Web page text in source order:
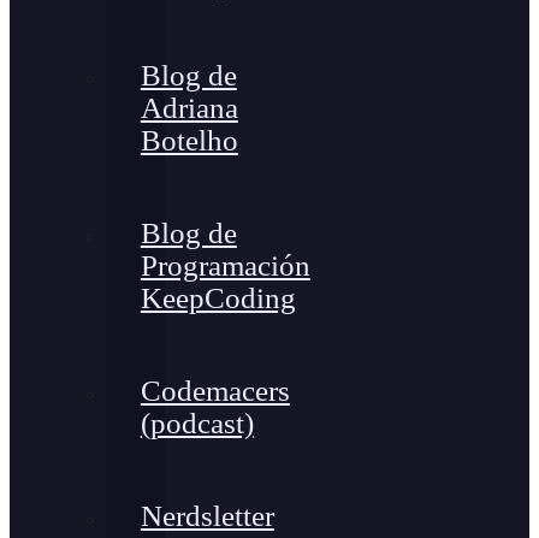
Blog de
Adriana
Botelho
Blog de
Programación
KeepCoding
Codemacers
(podcast)
Nerdsletter